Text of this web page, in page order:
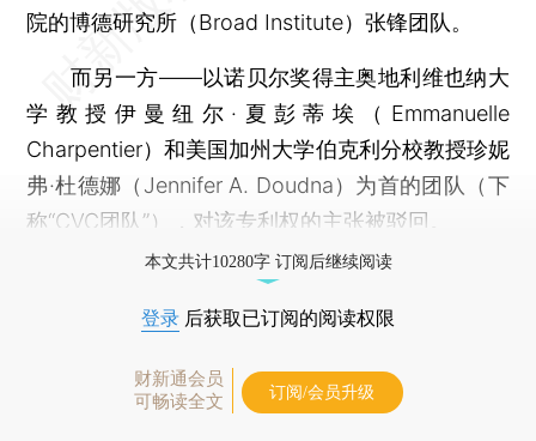
院的博德研究所（Broad Institute）张锋团队。
而另一方——以诺贝尔奖得主奥地利维也纳大
学教授伊曼纽尔·夏彭蒂埃（Emmanuelle
Charpentier）和美国加州大学伯克利分校教授珍妮
弗·杜德娜（Jennifer A. Doudna）为首的团队（下
称“CVC团队”），对该专利权的主张被驳回。
本文共计10280字 订阅后继续阅读
登录 后获取已订阅的阅读权限
财新通会员
可畅读全文
订阅/会员升级